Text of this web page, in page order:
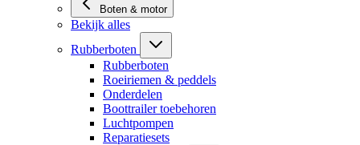
Boten & motor
Bekijk alles
Rubberboten
Rubberboten
Roeiriemen & peddels
Onderdelen
Boottrailer toebehoren
Luchtpompen
Reparatiesets